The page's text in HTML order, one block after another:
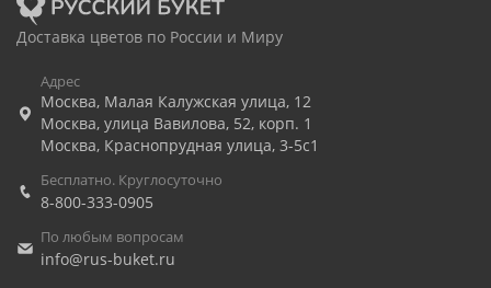
Доставка цветов по России и Миру
Адрес
Москва, Малая Калужская улица, 12
Москва, улица Вавилова, 52, корп. 1
Москва, Краснопрудная улица, 3-5с1
Бесплатно. Круглосуточно
8-800-333-0905
По любым вопросам
info@rus-buket.ru